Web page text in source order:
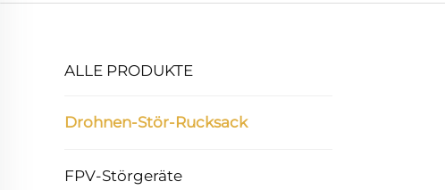
ALLE PRODUKTE
Drohnen-Stör-Rucksack
FPV-Störgeräte